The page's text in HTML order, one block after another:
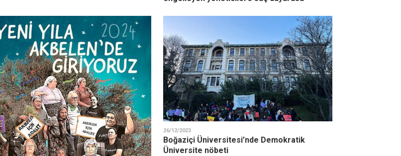
26/12/2023
Boğaziçi Üniversitesi’nde Demokratik
Üniversite nöbeti